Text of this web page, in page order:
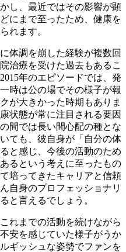
し、最近ではその影響が顕
にまで至ったため、健康を
れます。
体調を崩した経験が複数回
治療を受けた過去もあるこ
年のエピソードでは、発
時は公の場でその様子が報
が大きかった時期もありま
状態が常に注目される要因
間では長い間心配の種とな
ても、彼自身が「自分の体
と感じ、今後の活動のため
るという考えに至ったもの
培ってきたキャリアと信頼
自身のプロフェッショナリ
と言えるでしょう。
れまでの活動を続けながら
安を感じていた様子がうか
ギッシュな姿勢でファンを